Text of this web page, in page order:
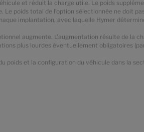
et réduit la charge utile. Le poids
poids total de l’option sélectionnée ne doit
implantation, avec laquelle Hymer
augmente. L'augmentation résulte de la
plus lourdes éventuellement obligatoires
poids et la configuration du véhicule dans la